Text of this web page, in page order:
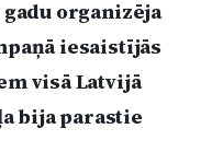
organizēja
iesaistījās
visā Latvijā
bija parastie